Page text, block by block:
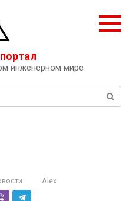
инженерном мире
Alex